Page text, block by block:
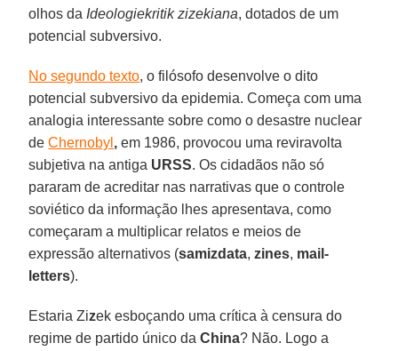
olhos da Ideologiekritik zizekiana, dotados de um
potencial subversivo.
No segundo texto, o filósofo desenvolve o dito
potencial subversivo da epidemia. Começa com uma
analogia interessante sobre como o desastre nuclear
deChernobyl , em 1986, provocou uma reviravolta
subjetiva na antiga URSS. Os cidadãos não só
pararam de acreditar nas narrativas que o controle
soviético da informação lhes apresentava, como
começaram a multiplicar relatos e meios de
expressão alternativos (samizdata,zines, mail-
letters).
Estaria Zizek esboçando uma crítica à censura do
regime de partido único daChina? Não. Logo a